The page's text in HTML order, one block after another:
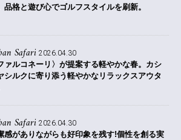
品格と遊び心でゴルフスタイルを刷新。
Safari 2026.04.30
ァルコネーリ〉が提案する軽やかな春。 カシ
シルクに寄り添う軽やかなリラックスアウタ
Safari 2026.04.30
感がありながらも好印象を残す!個性を創る実